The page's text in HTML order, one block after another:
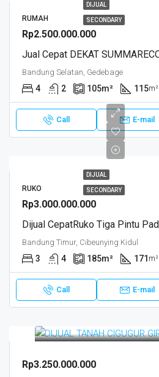
DIJUAL
SECONDARY
RUMAH
Rp2.500.000.000
Bandung Selatan, Gedebage
4 2 105m² 115m²
Call E-mail
DIJUAL
SECONDARY
RUKO
Rp3.000.000.000
Bandung Timur, Cibeunying Kidul
3 4 185m² 171 m²
Call E-mail
Rp3.250.000.000